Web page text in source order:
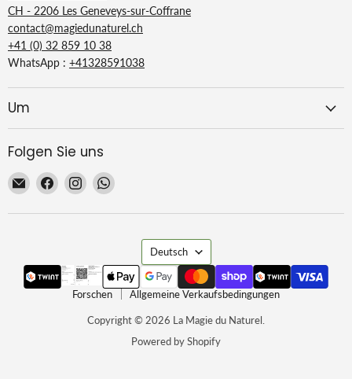
CH - 2206 Les Geneveys-sur-Coffrane
contact@magiedunaturel.ch
+41 (0) 32 859 10 38
WhatsApp : +41328591038
Um
Folgen Sie uns
Email
Magie
Finden
Sie
uns
Finden
Sie
uns
Finden
uns
WhatsAppSprache
Deutsch
Forschen Allgemeine Verkaufsbedingungen
Copyright © 2026 La Magie du Naturel.
Powered by Shopify